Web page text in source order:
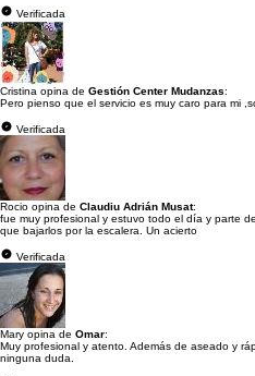
Verificada
Cristina opina de Gestión Center Mudanzas:
Pero pienso que el servicio es muy caro para mi
Verificada
Rocio opina de Claudiu Adrián Musat:
fue muy profesional y estuvo todo el día y parte
que bajarlos por la escalera. Un acierto
Verificada
Mary opina de Omar:
Muy profesional y atento. Además de aseado y
ninguna duda.